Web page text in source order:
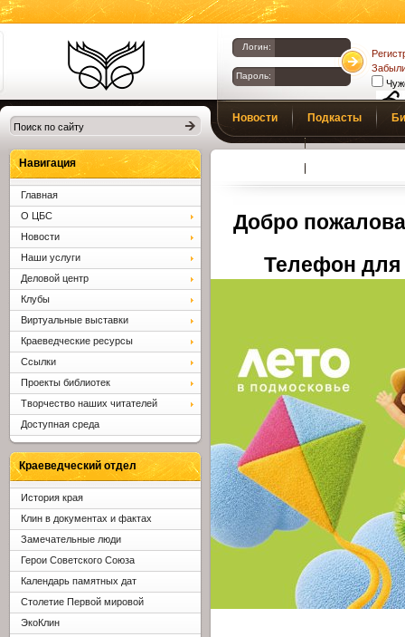
Библиотеки
Клина. Клинская
ЦБС.
Логин:
Пароль:
Новости Подкасты
Добро
Телефон для
Навигация
Главная
О ЦБС
Новости
Наши услуги
Деловой центр
Клубы
Виртуальные выставки
Краеведческие ресурсы
Ссылки
Проекты библиотек
Творчество наших читателей
Доступная среда
Краеведческий отдел
История края
Клин в документах и фактах
Замечательные люди
Герои Советского Союза
Календарь памятных дат
Столетие Первой мировой
ЭкоКлин